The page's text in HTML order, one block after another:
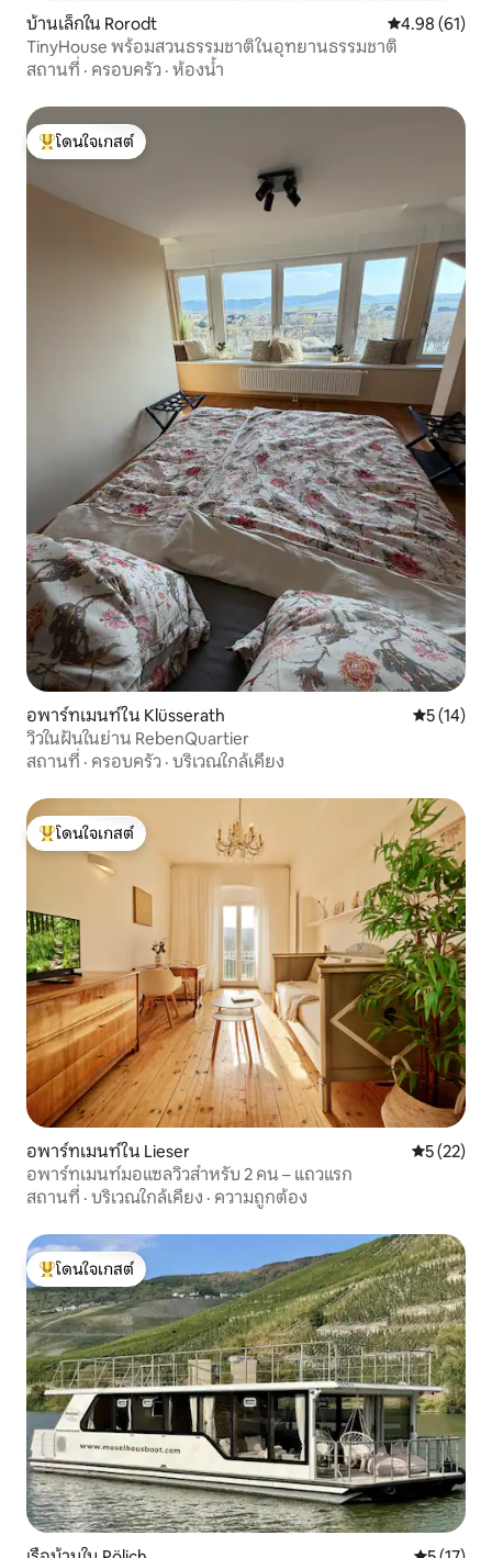
บ้านเล็กใน Rorodt คะแนนเฉลี่ย
4.98 (61)
TinyHouse พร้อมสวนธรรมชาติในอุทยานธรรมชาติ
สถานที่ · ครอบครัว · ห้องน้ำ
โดนใจเกสต์ที่สุด
โดนใจเกสต์
อพาร์ทเมนท์ใน Klüsserath คะแนนเฉลี่
5 (14)
วิวในฝันในย่าน RebenQuartier
สถานที่ · ครอบครัว · บริเวณใกล้เคียง
โดนใจเกสต์ที่สุด
โดนใจเกสต์
อพาร์ทเมนท์ใน Lieser คะแนนเฉลี่
5 (22)
อพาร์ทเมนท์มอแซลวิวสำหรับ 2 คน – แถวแรก
สถานที่ · บริเวณใกล้เคียง · ความถูกต้อง
โดนใจเกสต์ที่สุด
โดนใจเกสต์